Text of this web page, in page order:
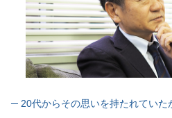
─ 20代からその思いを持たれていた